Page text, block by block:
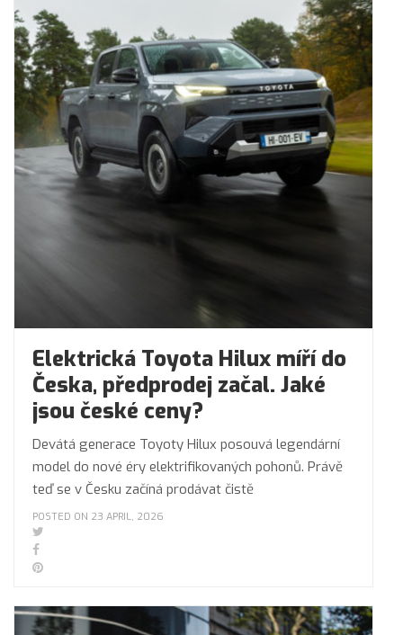
Elektrická Toyota Hilux míří do
Česka, předprodej začal. Jaké
jsou české ceny?
Devátá generace Toyoty Hilux posouvá legendární
model do nové éry elektrifikovaných pohonů. Právě
teď se v Česku začíná prodávat čistě
POSTED ON 23 APRIL, 2026